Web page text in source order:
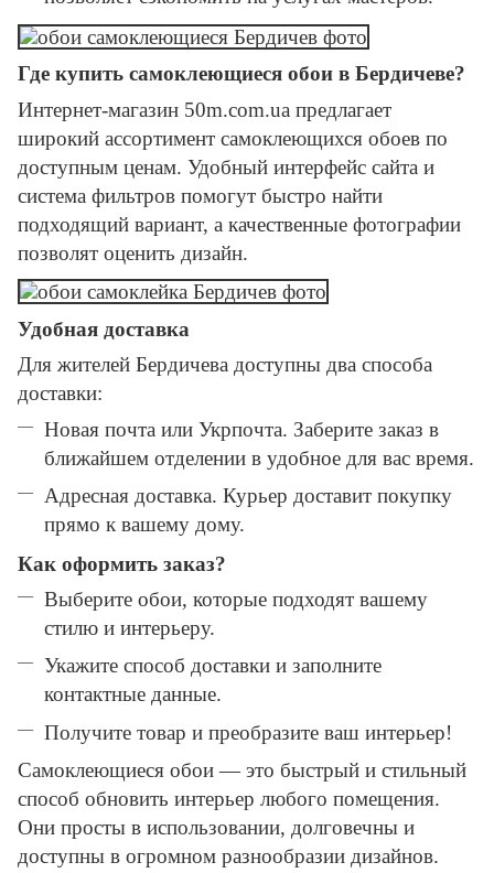
Где купить самоклеющиеся обои в Бердичеве?
Интернет-магазин 50m.com.ua предлагает
широкий ассортимент самоклеющихся обоев по
доступным ценам. Удобный интерфейс сайта и
система фильтров помогут быстро найти
подходящий вариант, а качественные фотографии
позволят оценить дизайн.
Удобная доставка
Для жителей Бердичева доступны два способа
доставки:
Новая почта или Укрпочта. Заберите заказ в
ближайшем отделении в удобное для вас время.
Адресная доставка. Курьер доставит покупку
прямо к вашему дому.
Как оформить заказ?
Выберите обои, которые подходят вашему
стилю и интерьеру.
Укажите способ доставки и заполните
контактные данные.
Получите товар и преобразите ваш интерьер!
Самоклеющиеся обои — это быстрый и стильный
способ обновить интерьер любого помещения.
Они просты в использовании, долговечны и
доступны в огромном разнообразии дизайнов.